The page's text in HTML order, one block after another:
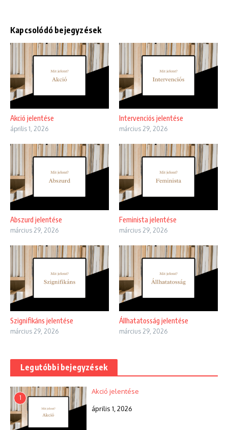
Kapcsolódó bejegyzések
Akció jelentése
április 1, 2026
Intervenciós jelentése
március 29, 2026
Abszurd jelentése
március 29, 2026
Feminista jelentése
március 29, 2026
Szignifikáns jelentése
március 29, 2026
Állhatatosság jelentése
március 29, 2026
Legutóbbi bejegyzések
1
Akció jelentése
április 1, 2026